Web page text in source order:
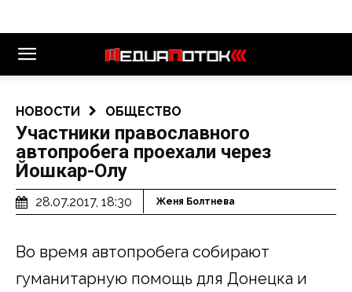
НОВОСТИ ОБЩЕСТВО
Участники православного
автопробега проехали через
Йошкар-Олу
28.07.2017, 18:30 Женя Болтнева
Во время автопробега собирают
гуманитарную помощь для Донецка и